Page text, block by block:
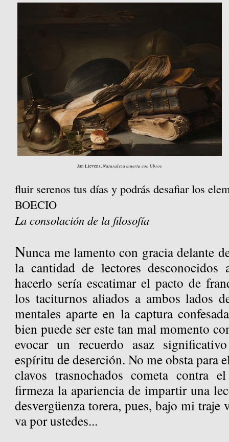
Jan Lievens,Naturaleza muerta con libros
fluir serenos tus días y podrás desafiar los
BOECIO
La consolación de la filosofía
Nunca me lamento con gracia delante
la cantidad de lectores
hacerlo sería escatimar el pacto de
los taciturnos aliados a ambos lados
mentales aparte en la captura
bien puede ser este tan mal momento
evocar un recuerdo asaz
espíritu de deserción. No me obsta para
clavos trasnochados cometa contra
firmeza la apariencia de impartir una
desvergüenza torera, pues, bajo mi traje
va por ustedes...